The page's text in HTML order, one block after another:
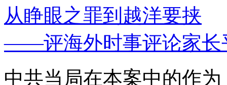
从睁眼之罪到越洋要挟
——评海外时事评论家长
中共当局在本案中的作